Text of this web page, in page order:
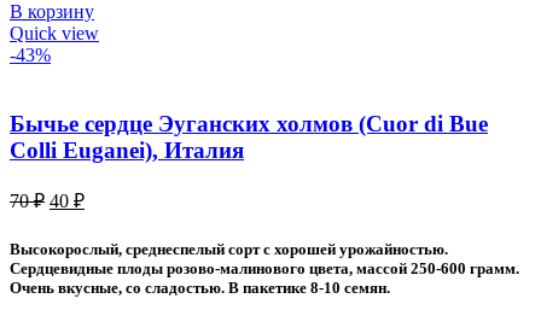
В корзину
Quick view
-43%
Бычье сердце Эуганских холмов (Cuor di Bue
Colli Euganei), Италия
70₽ Первоначальная
составляла
70 ₽.
40 ₽Текущая
40 ₽.
Высокорослый, среднеспелый сорт с хорошей урожайностью.
Сердцевидные плоды розово-малинового цвета, массой 250-600 грамм.
Очень вкусные, со сладостью. В пакетике 8-10 семян.